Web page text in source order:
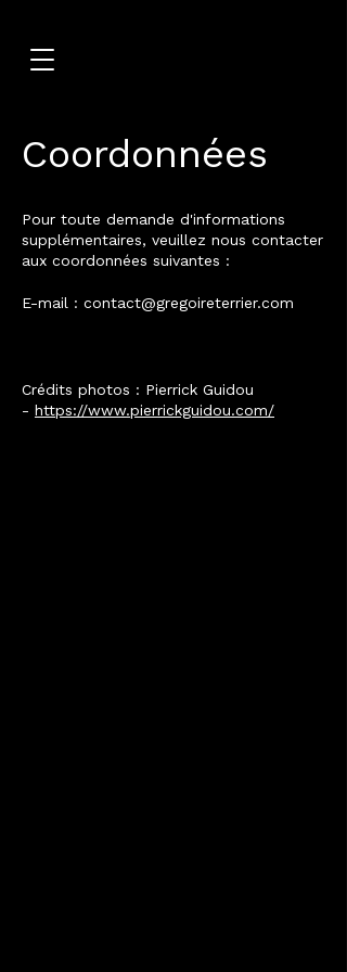
Coordonnées
Pour toute demande d'informations
supplémentaires, veuillez nous contacter
aux coordonnées suivantes :
E-mail : contact@gregoireterrier.com
Crédits photos : Pierrick Guidou
- https://www.pierrickguidou.com/